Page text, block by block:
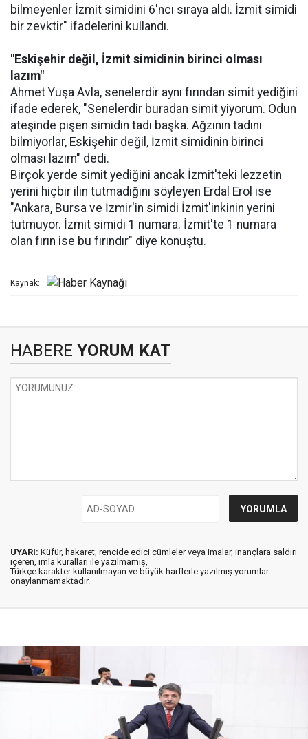
bilmeyenler İzmit simidini 6'ncı sıraya aldı. İzmit simidi
bir zevktir" ifadelerini kullandı.
"Eskişehir değil, İzmit simidinin birinci olması
lazım"
Ahmet Yuşa Avla, senelerdir aynı fırından simit yediğini
ifade ederek, "Senelerdir buradan simit yiyorum. Odun
ateşinde pişen simidin tadı başka. Ağzının tadını
bilmiyorlar, Eskişehir değil, İzmit simidinin birinci
olması lazım" dedi.
Birçok yerde simit yediğini ancak İzmit'teki lezzetin
yerini hiçbir ilin tutmadığını söyleyen Erdal Erol ise
"Ankara, Bursa ve İzmir'in simidi İzmit'inkinin yerini
tutmuyor. İzmit simidi 1 numara. İzmit'te 1 numara
olan fırın ise bu fırındır" diye konuştu.
Kaynak:
HABERE YORUM KAT
UYARI: Küfür, hakaret, rencide edici cümleler veya imalar, inançlara saldırı
içeren, imla kuralları ile yazılmamış,
Türkçe karakter kullanılmayan ve büyük harflerle yazılmış yorumlar
onaylanmamaktadır.